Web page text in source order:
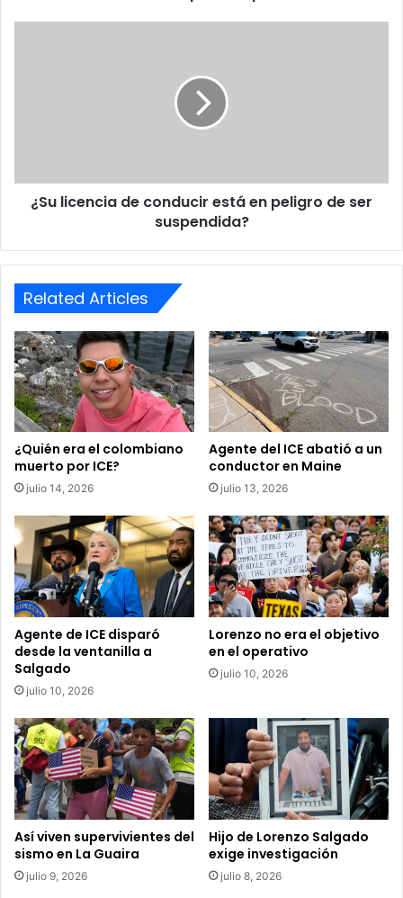
ser
suspendida?
¿Su licencia de conducir está en peligro de ser
suspendida?
Related Articles
¿Quién era el colombiano
muerto por ICE?
julio 14, 2026
Agente del ICE abatió a un
conductor en Maine
julio 13, 2026
Agente de ICE disparó
desde la ventanilla a
Salgado
julio 10, 2026
Lorenzo no era el objetivo
en el operativo
julio 10, 2026
Así viven supervivientes del
sismo en La Guaira
julio 9, 2026
Hijo de Lorenzo Salgado
exige investigación
julio 8, 2026